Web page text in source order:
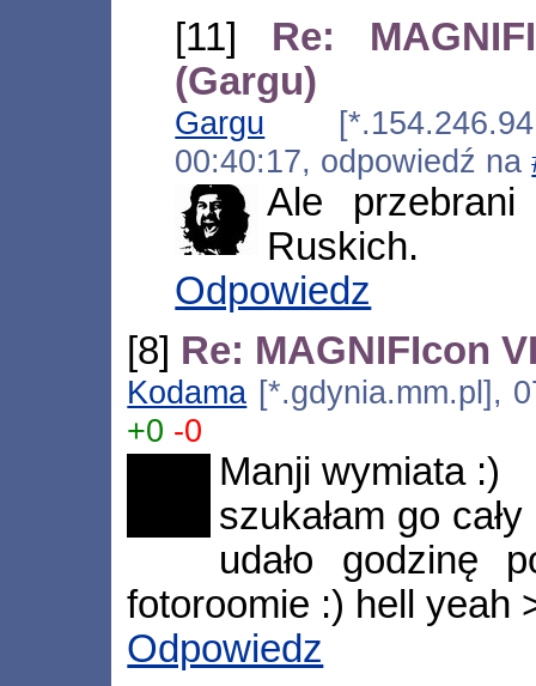
[11] Re:
(Gargu)
Gargu
00:40:17, odpowiedź na
Ale
Ruskich.
Odpowiedz
[8] Re: MAGNIFIcon
Kodama [*.gdynia.mm.pl],
+0 -0
Manji wymiata :)
szukałam go
udało godzinę
fotoroomie :) hell yeah
Odpowiedz